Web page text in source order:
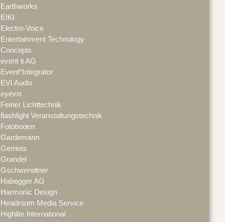
Earthworks
EIKI
Electro-Voice
Entertainment Technology
Concepts
event it AG
Event*Integrator
EVI Audio
eyevis
Feiner Lichttechnik
flashlight Veranstaltungstechnik
Fotoboden
Gardemann
Gerriets
Grandel
Gschwendtner
Habegger AG
Harmonic Design
Headroom Media Service
Highlite International